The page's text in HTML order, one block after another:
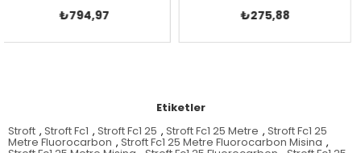
₺794,97 ₺275,88
Etiketler
Stroft , Stroft Fc1 , Stroft Fc1 25 , Stroft Fc1 25 Metre , Stroft Fc1 25
Metre Fluorocarbon , Stroft Fc1 25 Metre Fluorocarbon Misina ,